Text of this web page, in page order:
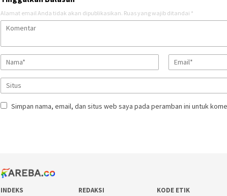
Alamat email Anda tidak akan dipublikasikan. Ruas yang wajib ditandai *
Simpan nama, email, dan situs web saya pada peramban ini untuk
INDEKS REDAKSI KODE ETIK